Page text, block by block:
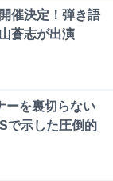
催決定！弾き語
蒼志が出演
ーを裏切らない
で示した圧倒的